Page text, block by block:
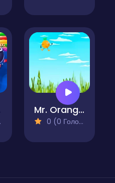
Mr. Orange Flappy Jump
0 (0 Голосів)